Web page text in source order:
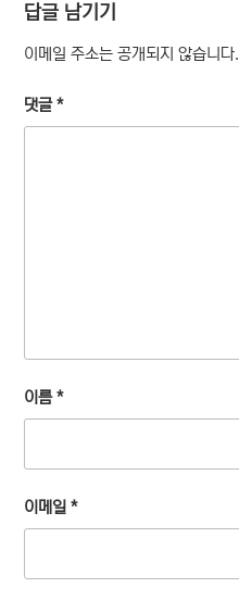
답글 남기기
이메일 주소는 공개되지 않습니다.
댓글*
이름*
이메일*